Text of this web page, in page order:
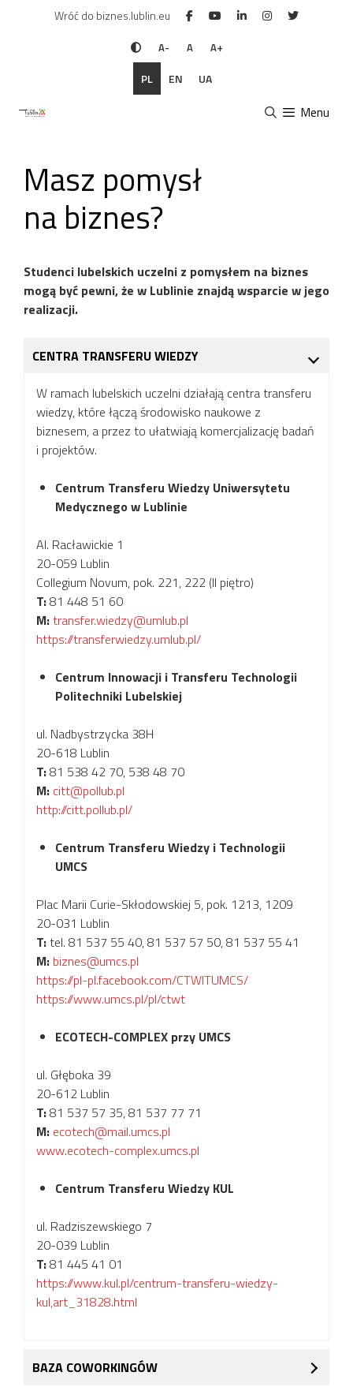
Wróć do biznes.lublin.eu
A- A A+
PL EN UA
Menu
Masz pomysł
na biznes?
Studenci lubelskich uczelni z pomysłem na biznes
mogą być pewni, że w Lublinie znajdą wsparcie w jego
realizacji.
CENTRA TRANSFERU WIEDZY
W ramach lubelskich uczelni działają centra transferu
wiedzy, które łączą środowisko naukowe z
biznesem, a przez to ułatwiają komercjalizację badań
i projektów.
Centrum Transferu Wiedzy Uniwersytetu
Medycznego w Lublinie
Al. Racławickie 1
20-059 Lublin
Collegium Novum, pok. 221, 222 (II piętro)
T:81 448 51 60
M:transfer.wiedzy@umlub.pl
https://transferwiedzy.umlub.pl/
Centrum Innowacji i Transferu Technologii
Politechniki Lubelskiej
ul. Nadbystrzycka 38H
20-618 Lublin
T:81 538 42 70, 538 48 70
M: citt@pollub.pl
http://citt.pollub.pl/
Centrum Transferu Wiedzy i Technologii
UMCS
Plac Marii Curie-Skłodowskiej 5, pok. 1213, 1209
20-031 Lublin
T:tel. 81 537 55 40, 81 537 57 50, 81 537 55 41
M: biznes@umcs.pl
https://pl-pl.facebook.com/CTWITUMCS/
https://www.umcs.pl/pl/ctwt
ECOTECH-COMPLEX przy UMCS
ul. Głęboka 39
20-612 Lublin
T:81 537 57 35, 81 537 77 71
M: ecotech@mail.umcs.pl
www.ecotech-complex.umcs.pl
Centrum Transferu Wiedzy KUL
ul. Radziszewskiego 7
20-039 Lublin
T:81 445 41 01
https://www.kul.pl/centrum-transferu-wiedzy-
kul,art_31828.html
BAZA COWORKINGÓW